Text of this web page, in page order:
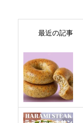
最近の記事